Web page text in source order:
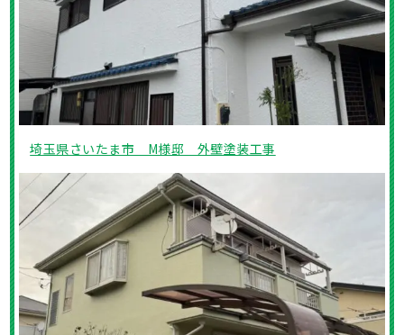
埼玉県さいたま市 M様邸 外壁塗装工事